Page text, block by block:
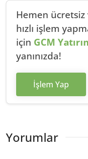
Hemen ücretsiz
hızlı işlem
için GCM
yanınızda!
İşlem Yap
Yorumlar